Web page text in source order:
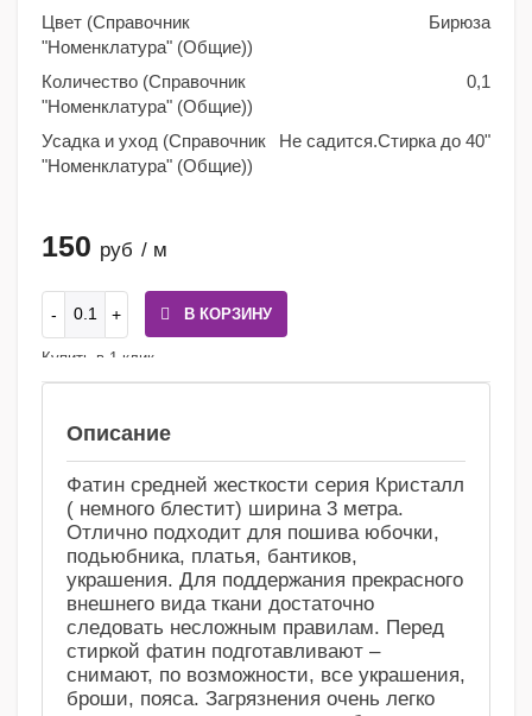
Цвет (Справочник
"Номенклатура" (Общие))
Бирюза
Количество (Справочник
"Номенклатура" (Общие))
0,1
Усадка и уход (Справочник
"Номенклатура" (Общие))
Не садится.Стирка до 40"
150 руб / м
В КОРЗИНУ
Купить в 1 клик
Описание
Фатин средней жесткости серия Кристалл
( немного блестит) ширина 3 метра.
Отлично подходит для пошива юбочки,
подьюбника, платья, бантиков,
украшения. Для поддержания прекрасного
внешнего вида ткани достаточно
следовать несложным правилам. Перед
стиркой фатин подготавливают –
снимают, по возможности, все украшения,
броши, пояса. Загрязнения очень легко